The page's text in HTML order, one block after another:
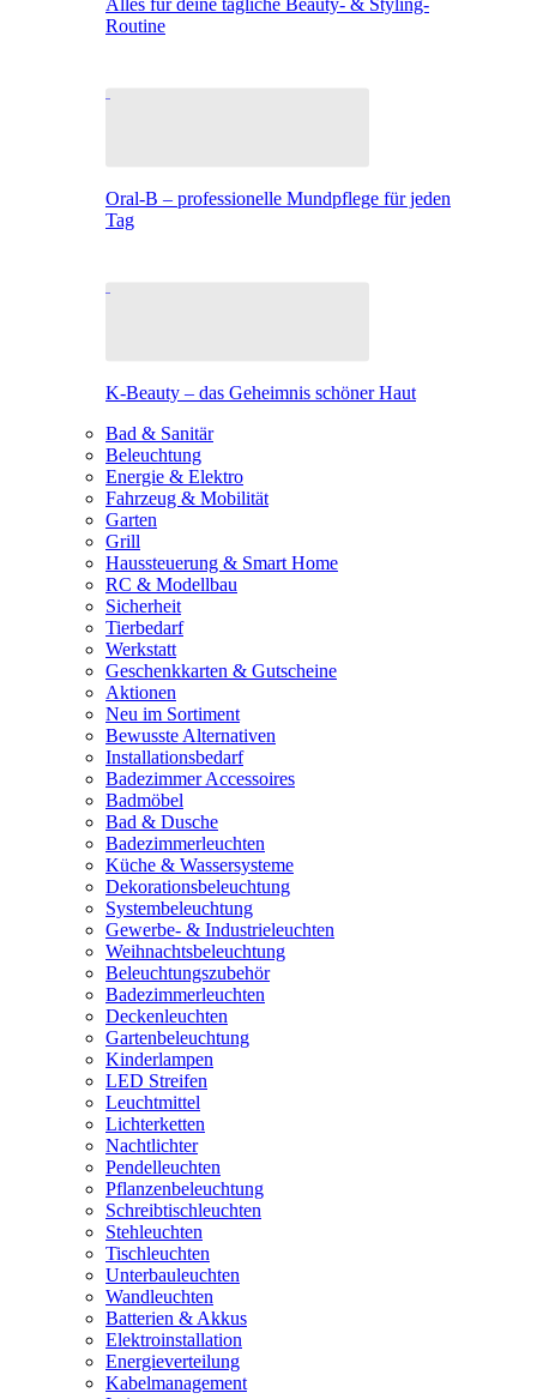
Alles für deine tägliche Beauty- & Styling-
Routine
Oral-B – professionelle Mundpflege für jeden
Tag
K-Beauty – das Geheimnis schöner Haut
Bad & Sanitär
Beleuchtung
Energie & Elektro
Fahrzeug & Mobilität
Garten
Grill
Haussteuerung & Smart Home
RC & Modellbau
Sicherheit
Tierbedarf
Werkstatt
Geschenkkarten & Gutscheine
Aktionen
Neu im Sortiment
Bewusste Alternativen
Installationsbedarf
Badezimmer Accessoires
Badmöbel
Bad & Dusche
Badezimmerleuchten
Küche & Wassersysteme
Dekorationsbeleuchtung
Systembeleuchtung
Gewerbe- & Industrieleuchten
Weihnachtsbeleuchtung
Beleuchtungszubehör
Badezimmerleuchten
Deckenleuchten
Gartenbeleuchtung
Kinderlampen
LED Streifen
Leuchtmittel
Lichterketten
Nachtlichter
Pendelleuchten
Pflanzenbeleuchtung
Schreibtischleuchten
Stehleuchten
Tischleuchten
Unterbauleuchten
Wandleuchten
Batterien & Akkus
Elektroinstallation
Energieverteilung
Kabelmanagement